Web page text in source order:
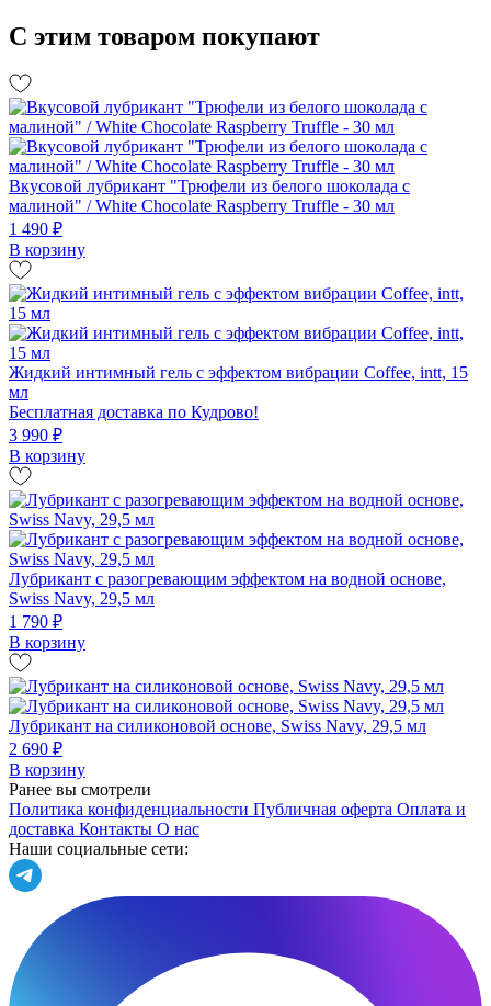
С этим товаром покупают
Вкусовой лубрикант "Трюфели из белого шоколада с
малиной" / White Chocolate Raspberry Truffle - 30 мл
1 490 ₽
В корзину
Жидкий интимный гель с эффектом вибрации Coffee, intt, 15
мл
Бесплатная доставка по Кудрово!
3 990 ₽
В корзину
Лубрикант с разогревающим эффектом на водной основе,
Swiss Navy, 29,5 мл
1 790 ₽
В корзину
Лубрикант на силиконовой основе, Swiss Navy, 29,5 мл
2 690 ₽
В корзину
Ранее вы смотрели
Политика конфиденциальности Публичная оферта Оплата и
доставка Контакты О нас
Наши социальные сети: